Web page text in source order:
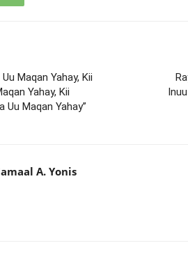
Maqan Yahay, Kii
Yahay, Kii
Uu Maqan Yahay”
A. Yonis